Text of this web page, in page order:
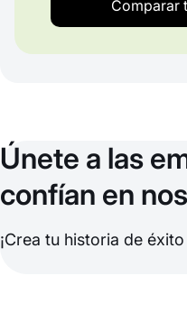
Comparar
Únete a las
confían en
¡Crea tu historia de